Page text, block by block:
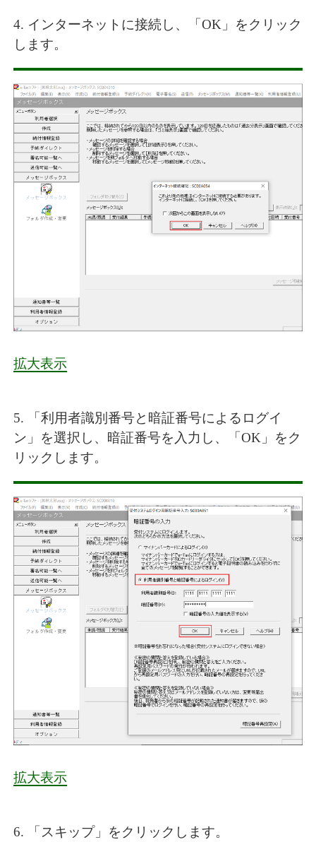
4. インターネットに接続し、「OK」をクリック
します。
拡大表示
5. 「利用者識別番号と暗証番号によるログイ
ン」を選択し、暗証番号を入力し、「OK」をク
リックします。
拡大表示
6. 「スキップ」をクリックします。